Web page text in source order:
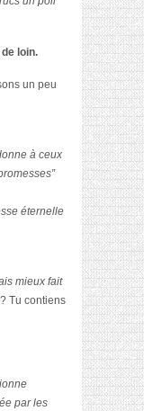
de loin.
un peu
à ceux
éternelle
mieux fait
Tu contiens
par les